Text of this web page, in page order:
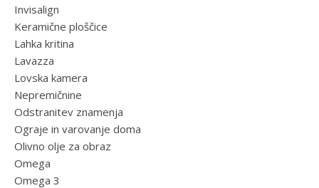
Invisalign
Keramične ploščice
Lahka kritina
Lavazza
Lovska kamera
Nepremičnine
Odstranitev znamenja
Ograje in varovanje doma
Olivno olje za obraz
Omega
Omega 3